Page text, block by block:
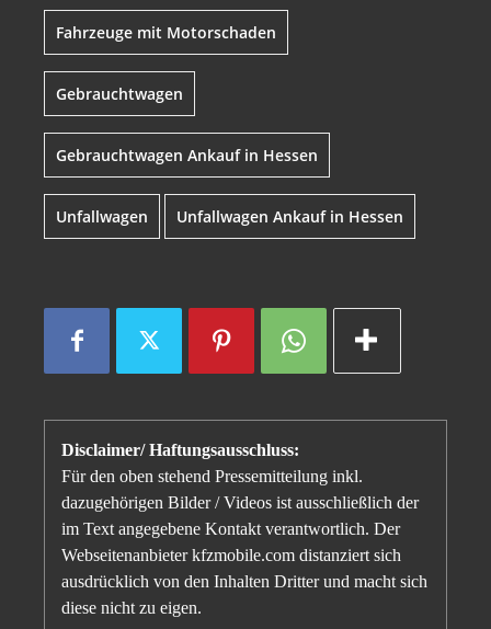
Fahrzeuge mit Motorschaden
Gebrauchtwagen
Gebrauchtwagen Ankauf in Hessen
Unfallwagen Unfallwagen Ankauf in Hessen
Disclaimer/ Haftungsausschluss:
Für den oben stehend Pressemitteilung inkl.
dazugehörigen Bilder / Videos ist ausschließlich der
im Text angegebene Kontakt verantwortlich. Der
Webseitenanbieter kfzmobile.com distanziert sich
ausdrücklich von den Inhalten Dritter und macht sich
diese nicht zu eigen.